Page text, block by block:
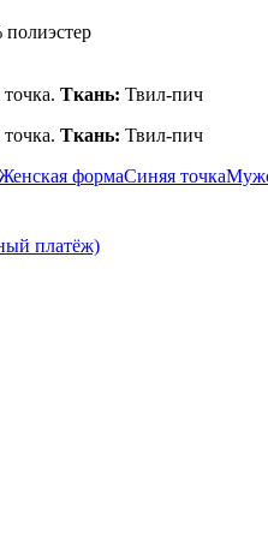
полиэстер
Ткань: Твил-пич
Ткань: Твил-пич
формаСиняя точка
платёж)